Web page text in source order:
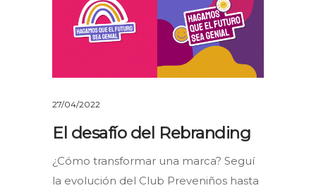
27/04/2022
El desafío del Rebranding
¿Cómo transformar una marca? Seguí
la evolución del Club Preveniños hasta